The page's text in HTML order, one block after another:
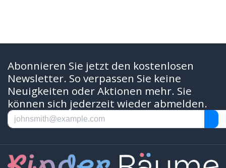
Abonnieren Sie jetzt den kostenlosen
Newsletter. So verpassen Sie keine
Neuigkeiten oder Aktionen mehr. Sie
können sich jederzeit wieder abmelden.